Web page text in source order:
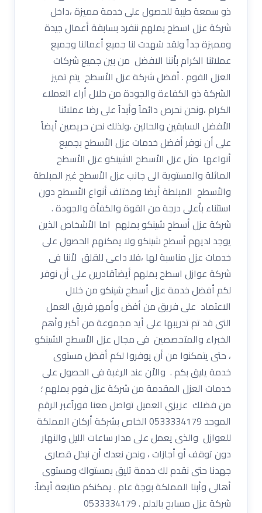
ذو سمعة طيبة للحصول على خدمة مميزة ،داخل
شركة عزل اسطح بملهم ننفرد بسابقة أعمال جيدة
ومميزة جداً ولقد شهدت لنا جميع أعمالنا وجميع
عملائنا الكرام باْننا الافضل من بين جميع شركات
العزل الفوم . أفضل شركة عزل الاْسطح يتم تميز
الشركة ذو الكفاءة والجودة من خلال أراء العملاء
الكرام ،ونحن نحرص دائماً وأبداً على رضا عملائنا
الاْفضل السابقين والحالين ،ولذلك نحن حريصين أيضاً
على أن نوفر أفضل خدمات عزل الاْسطح بجميع
أنواعها مثل عزل الاْسطح الشينكو عزل الاْسطح
المائلة والمستوية الى جانب عزل الاْسطح غير المبلطة
والاْسطح المبلطة أيضا ومختلف أنواع الاْسطح دون
استثناء باْعلى درجة من القوة والكفاْة والجودة .
شركة عزل أسطح شينكو بملهم اما الاْشخاص الذين
يوجد لديهم أسطح شينكو ولا يمكنهم الحصول على
خدمات عزل مناسبة لها ،فلا داعى للقلق لاْننا فى
شركة عوازل اسطح بملهم أيضاًقادرين على أن نوفر
لكم أفضل خدمة عزل أسطح شينكو من خلال
الاعتماد على فريق من أفض وأمهر فريق العمل
التى قد تم تدريبها على أيد مجموعة من أكبر وأهم
الخبراء والمتخصصين فى مجال عزل الاْسطح الشينكو
، حتى يتمكنوا من أن يوفروا لكم أفضل مستوى
خدمة يليق بكم . والاْن عند الرغبة فى الحصول على
خدمات العزل المقدمة من شركة عزل فوم بملهم ؛
من فضلك عزيزي العميل تواصل معنا فوراًعبر الرقم
الموحد 0533334179 الخاص بشركة أركان المملكة
للعوازل والذى يعمل على مدار ساعات الليل والنهار
دون توقف أو أجازات ، ونحن نعدك أن نبذل قصارى
جهدنا حتى نقدم لك خدمة تليق بمستواك ومستوى
أهالى وأبنا المملكة بوجة عام . يمكنكم متابعة أيضاً:
شركة عزل مسابح بالدلم . 0533334179